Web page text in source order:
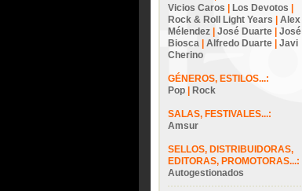
Vicios Caros
Los Devotos
Rock & Roll Light Years
Alex
Mélendez
José Duarte
José
Biosca
Alfredo Duarte
Javi
Cherino
GÉNEROS, ESTILOS...:
Pop
Rock
SALAS, FESTIVALES...:
Amsur
SELLOS, DISTRIBUIDORAS,
EDITORAS, PROMOTORAS...:
Autogestionados